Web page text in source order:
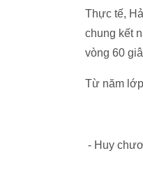
Thực tế,
chung kết
vòng 60
Từ năm
- Huy